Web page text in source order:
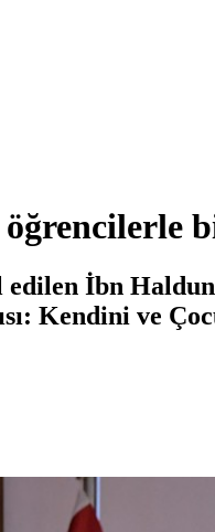
İbn
Kendini ve